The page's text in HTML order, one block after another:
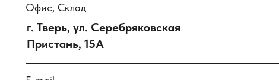
Офис, Склад
г. Тверь, ул. Серебряковская
Пристань, 15А